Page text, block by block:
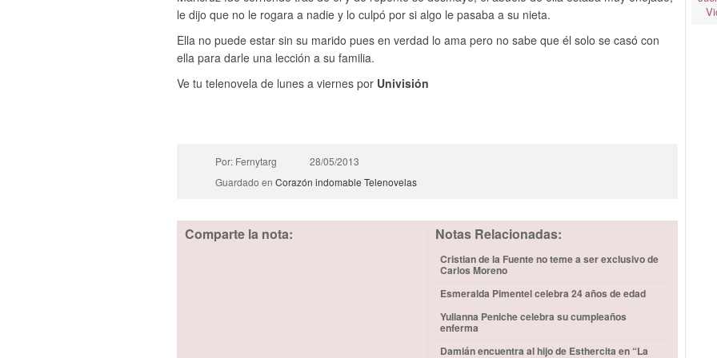
le dijo que no le rogara a nadie y lo culpó por si algo le pasaba a su nieta.
Ella no puede estar sin su marido pues en verdad lo ama pero no sabe que él solo se casó con
ella para darle una lección a su familia.
Ve tu telenovela de lunes a viernes por Univisión
Por: Fernytarg
28/05/2013
Guardado en Corazón indomable Telenovelas
Comparte la nota: Notas Relacionadas:
Cristian de la Fuente no teme a ser exclusivo de
Carlos Moreno
Esmeralda Pimentel celebra 24 años de edad
Yulianna Peniche celebra su cumpleaños
enferma
Damián encuentra al hijo de Esthercita en “La